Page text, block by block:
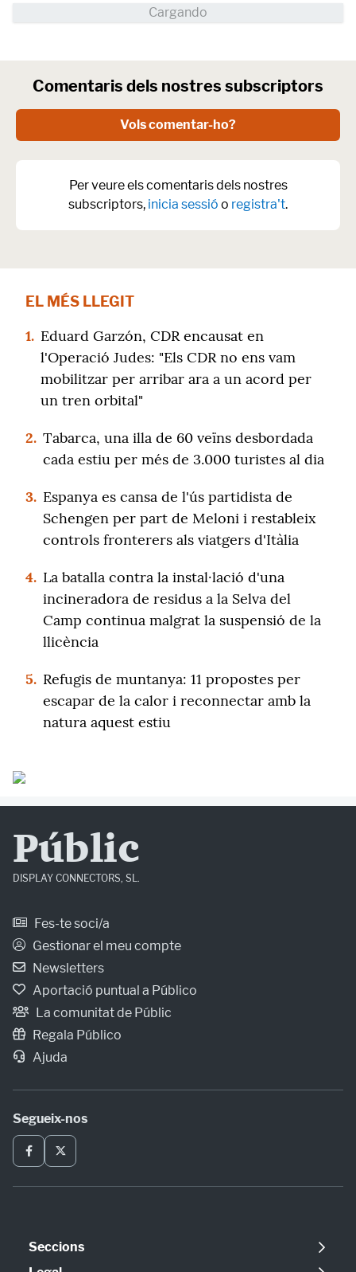
Comentaris dels nostres subscriptors
Vols comentar-ho?
Per veure els comentaris dels nostres
subscriptors, inicia sessió o registra't.
EL MÉS LLEGIT
1. Eduard Garzón, CDR encausat en
l'Operació Judes: "Els CDR no ens vam
mobilitzar per arribar ara a un acord per
un tren orbital"
2. Tabarca, una illa de 60 veïns desbordada
cada estiu per més de 3.000 turistes al dia
3. Espanya es cansa de l'ús partidista de
Schengen per part de Meloni i restableix
controls fronterers als viatgers d'Itàlia
4. La batalla contra la instal·lació d'una
incineradora de residus a la Selva del
Camp continua malgrat la suspensió de la
llicència
5. Refugis de muntanya: 11 propostes per
escapar de la calor i reconnectar amb la
natura aquest estiu
Públic
DISPLAY CONNECTORS, SL.
Fes-te soci/a
Gestionar el meu compte
Newsletters
Aportació puntual a Público
La comunitat de Públic
Regala Público
Ajuda
Segueix-nos
Seccions